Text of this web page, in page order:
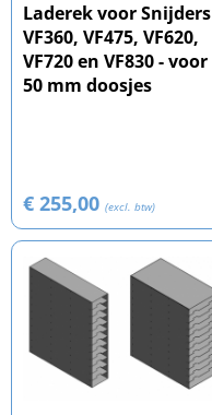
Laderek voor Snijders
VF360, VF475, VF620,
VF720 en VF830 - voor
50 mm doosjes
€ 255,00 (excl. btw)